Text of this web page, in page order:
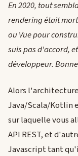
En 2020, tout
rendering était
ou Vue pour
suis pas d'accord,
développeur.
Alors
Java/Scala/Kotlin
sur laquelle vous
API REST, et
Javascript tant